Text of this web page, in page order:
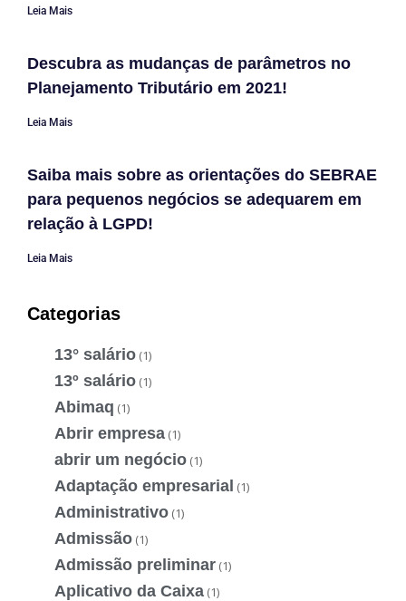
Leia Mais
Descubra as mudanças de parâmetros no
Planejamento Tributário em 2021!
Leia Mais
Saiba mais sobre as orientações do SEBRAE
para pequenos negócios se adequarem em
relação à LGPD!
Leia Mais
Categorias
13° salário (1)
13º salário (1)
Abimaq (1)
Abrir empresa (1)
abrir um negócio (1)
Adaptação empresarial (1)
Administrativo (1)
Admissão (1)
Admissão preliminar (1)
Aplicativo da Caixa (1)